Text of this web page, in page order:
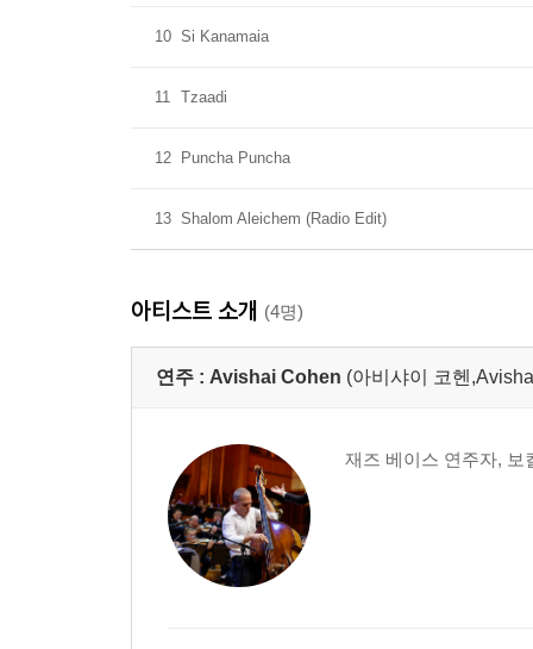
10 Si Kanamaia
11 Tzaadi
12 Puncha Puncha
13 Shalom Aleichem (Radio Edit)
아티스트 소개 (4명)
연주 : Avishai Cohen (아비샤이 코헨
재즈 베이스 연주자, 보